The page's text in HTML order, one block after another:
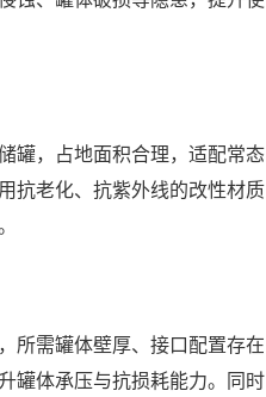
罐，占地面积合理，适配常态
抗老化、抗紫外线的改性材质
所需罐体壁厚、接口配置存在
罐体承压与抗损耗能力。同时